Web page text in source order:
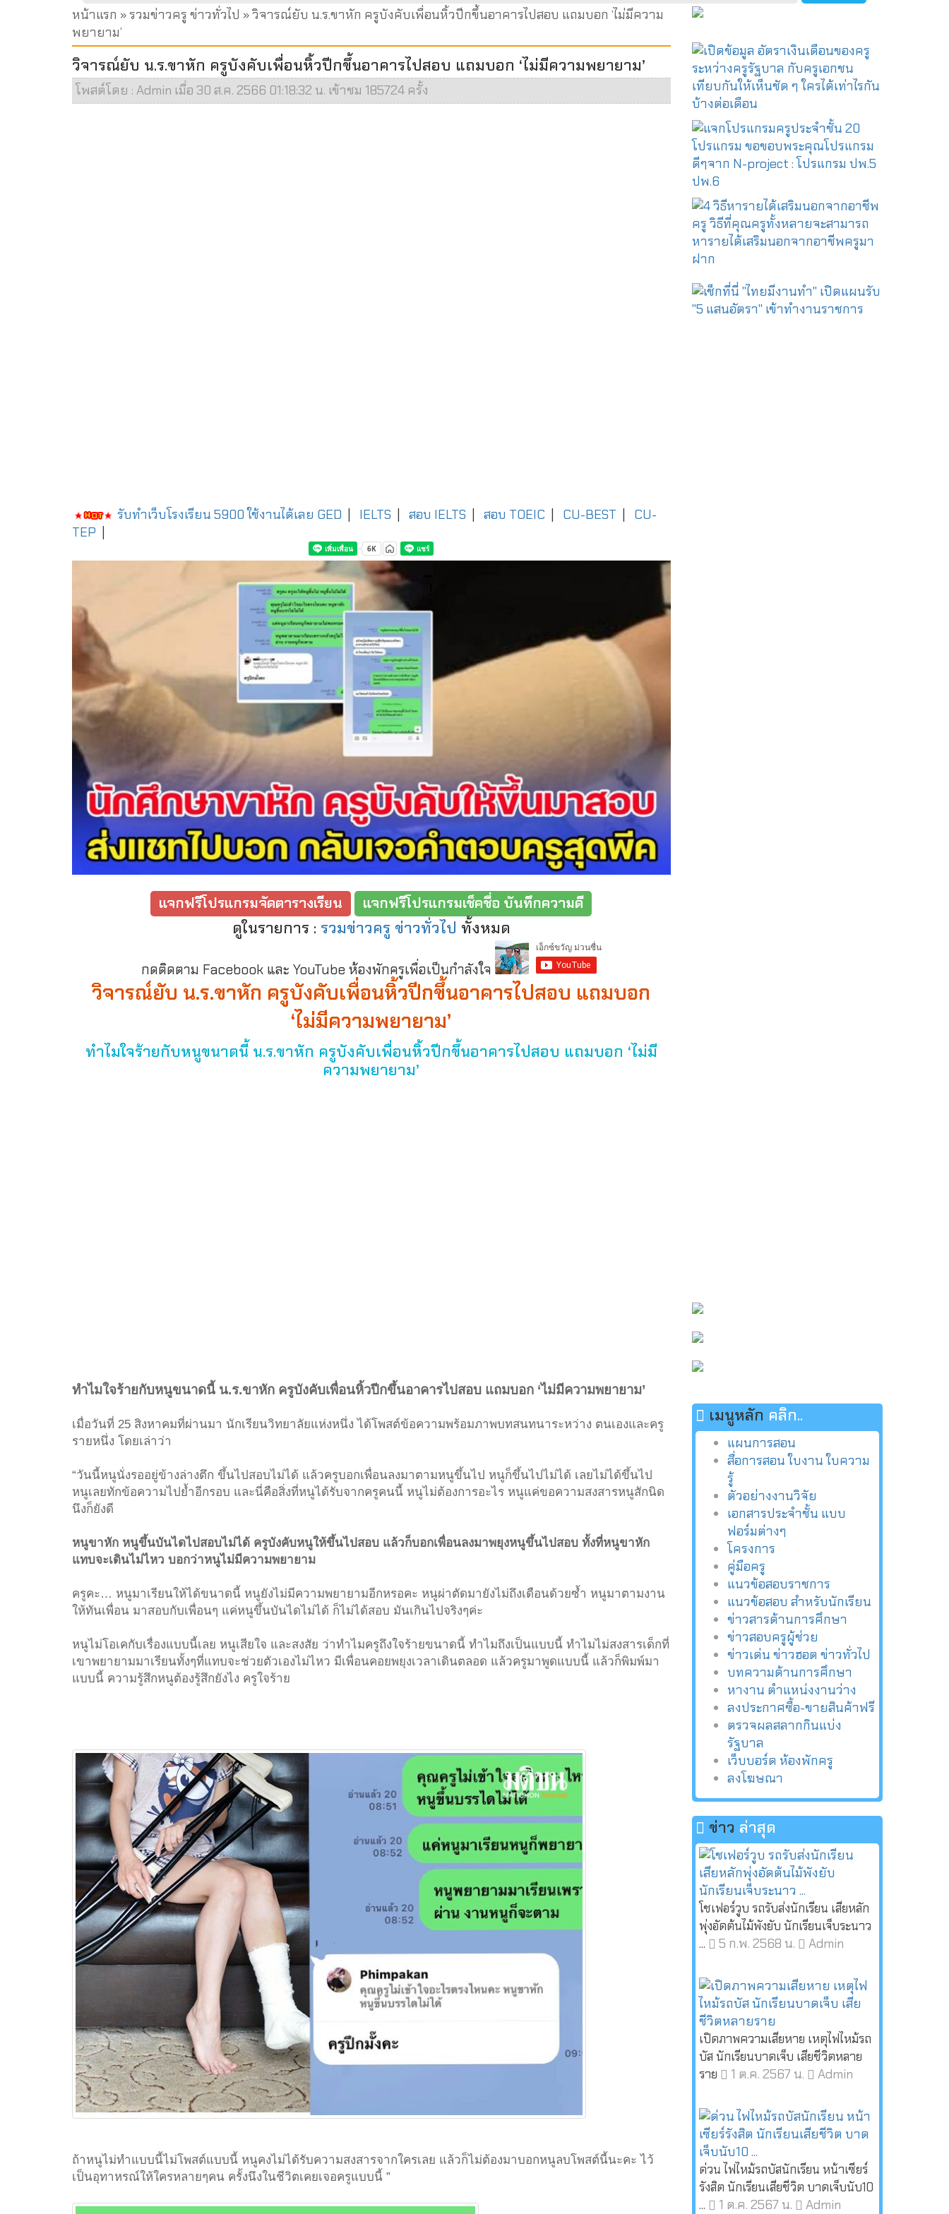
หน้าแรก »รวมข่าวครู ข่าวทั่วไป » วิจารณ์ยับ น.ร.ขาหัก ครูบังคับเพื่อนหิ้วปีกขึ้นอาคารไปสอบ แถมบอก ‘ไม่มีความ
พยายาม’
วิจารณ์ยับ น.ร.ขาหัก ครูบังคับเพื่อนหิ้วปีกขึ้นอาคารไปสอบ แถมบอก ‘ไม่มีความพยายาม’
โพสต์โดย : Admin เมื่อ 30 ส.ค. 2566 01:18:32 น. เข้าชม 185724 ครั้ง
รับทำเว็บโรงเรียน 5900 ใช้งานได้เลย GED IELTS สอบ IELTS สอบ TOEIC CU-BEST
CU-
TEP
แจกฟรีโปรแกรมจัดตารางเรียน แจกฟรีโปรแกรมเช็คชื่อ บันทึกความดี
ดูในรายการ : รวมข่าวครู ข่าวทั่วไป ทั้งหมด
กดติดตาม Facebook และ YouTube ห้องพักครูเพื่อเป็นกำลังใจ
วิจารณ์ยับ น.ร.ขาหัก ครูบังคับเพื่อนหิ้วปีกขึ้นอาคารไปสอบ แถมบอก
‘ไม่มีความพยายาม’
ทำไมใจร้ายกับหนูขนาดนี้ น.ร.ขาหัก ครูบังคับเพื่อนหิ้วปีกขึ้นอาคารไปสอบ แถมบอก ‘ไม่มี
ความพยายาม’
ทำไมใจร้ายกับหนูขนาดนี้ น.ร.ขาหัก ครูบังคับเพื่อนหิ้วปีกขึ้นอาคารไปสอบ แถมบอก ‘ไม่มีความพยายาม’
เมื่อวันที่ 25 สิงหาคมที่ผ่านมา นักเรียนวิทยาลัยแห่งหนึ่ง ได้โพสต์ข้อความพร้อมภาพบทสนทนาระหว่าง ตนเองและครู
รายหนึ่ง โดยเล่าว่า
“วันนี้หนูนั่งรออยู่ข้างล่างตึก ขึ้นไปสอบไม่ได้ แล้วครูบอกเพื่อนลงมาตามหนูขึ้นไป หนูก็ขึ้นไปไม่ได้ เลยไม่ได้ขึ้นไป
หนูเลยทักข้อความไปย้ำอีกรอบ และนี่คือสิ่งที่หนูได้รับจากครูคนนี้ หนูไม่ต้องการอะไร หนูแค่ขอความสงสารหนูสักนิด
นึงก็ยังดี
หนูขาหัก หนูขึ้นบันไดไปสอบไม่ได้ ครูบังคับหนูให้ขึ้นไปสอบ แล้วก็บอกเพื่อนลงมาพยุงหนูขึ้นไปสอบ ทั้งที่หนูขาหัก
แทบจะเดินไม่ไหว บอกว่าหนูไม่มีความพยายาม
ครูคะ… หนูมาเรียนให้ได้ขนาดนี้ หนูยังไม่มีความพยายามอีกหรอคะ หนูผ่าตัดมายังไม่ถึงเดือนด้วยซ้ำ หนูมาตามงาน
ให้ทันเพื่อน มาสอบกับเพื่อนๆ แค่หนูขึ้นบันไดไม่ได้ ก็ไม่ได้สอบ มันเกินไปจริงๆค่ะ
หนูไม่โอเคกับเรื่องแบบนี้เลย หนูเสียใจ และสงสัย ว่าทำไมครูถึงใจร้ายขนาดนี้ ทำไมถึงเป็นแบบนี้ ทำไมไม่สงสารเด็กที่
เขาพยายามมาเรียนทั้งๆที่แทบจะช่วยตัวเองไม่ไหว มีเพื่อนคอยพยุงเวลาเดินตลอด แล้วครูมาพูดแบบนี้ แล้วก็พิมพ์มา
แบบนี้ ความรู้สึกหนูต้องรู้สึกยังไง ครูใจร้าย
ถ้าหนูไม่ทำแบบนี้ไม่โพสต์แบบนี้ หนูคงไม่ได้รับความสงสารจากใครเลย แล้วก็ไม่ต้องมาบอกหนูลบโพสต์นี้นะคะ ไว้
เป็นอุทาหรณ์ให้ใครหลายๆคน ครั้งนึงในชีวิตเคยเจอครูแบบนี้ ”
เมนูหลัก คลิก..
แผนการสอน
สื่อการสอน ใบงาน ใบความ
รู้
ตัวอย่างงานวิจัย
เอกสารประจำชั้น แบบ
ฟอร์มต่างๆ
โครงการ
คู่มือครู
แนวข้อสอบราชการ
แนวข้อสอบ สำหรับนักเรียน
ข่าวสารด้านการศึกษา
ข่าวสอบครูผู้ช่วย
ข่าวเด่น ข่าวฮอต ข่าวทั่วไป
บทความด้านการศึกษา
หางาน ตำแหน่งงานว่าง
ลงประกาศซื้อ-ขายสินค้าฟรี
ตรวจผลสลากกินแบ่ง
รัฐบาล
เว็บบอร์ด ห้องพักครู
ลงโฆษณา
ข่าว ล่าสุด
โชเฟอร์วูบ รถรับส่งนักเรียน เสียหลัก
พุ่งอัดต้นไม้พังยับ นักเรียนเจ็บระนาว
...
5 ก.พ. 2568 น. Admin
เปิดภาพความเสียหาย เหตุไฟไหม้รถ
บัส นักเรียนบาดเจ็บ เสียชีวิตหลาย
ราย
1 ต.ค. 2567 น. Admin
ด่วน ไฟไหม้รถบัสนักเรียน หน้าเซียร์
รังสิต นักเรียนเสียชีวิต บาดเจ็บนับ10
...
1 ต.ค. 2567 น. Admin